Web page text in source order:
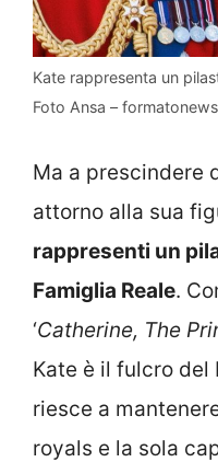
Kate rappresenta un
Foto Ansa –
Ma a prescindere
attorno alla sua
rappresenti un
Famiglia Reale.
‘Catherine, The
Kate è il fulcro del
riesce a
royals e la sola